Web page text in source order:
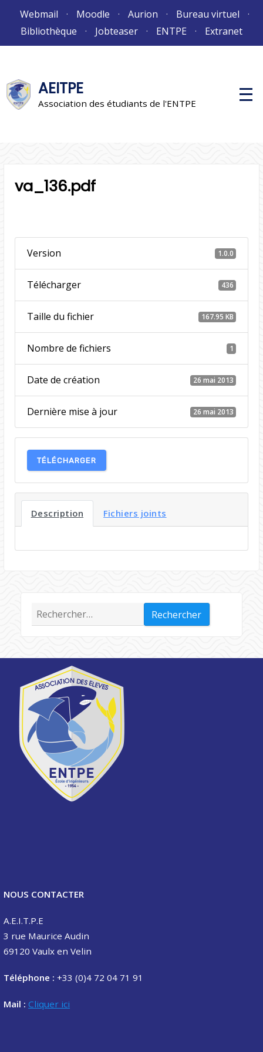
Webmail Moodle Aurion
Bureau virtuel
Bibliothèque
Jobteaser ENTPE Extranet
AEITPE
Association des étudiants de l'ENTPE
M
e
va_136.pdf
Version 1.0.0
Télécharger 436
Taille du fichier 167.95 KB
Nombre de fichiers 1
Date de création 26 mai 2013
Dernière mise à jour 26 mai 2013
TÉLÉCHARGER
Description Fichiers joints
Rechercher :
NOUS CONTACTER
A.E.I.T.P.E
3 rue Maurice Audin
69120 Vaulx en Velin
Téléphone : +33 (0)4 72 04 71 91
Mail : Cliquer ici